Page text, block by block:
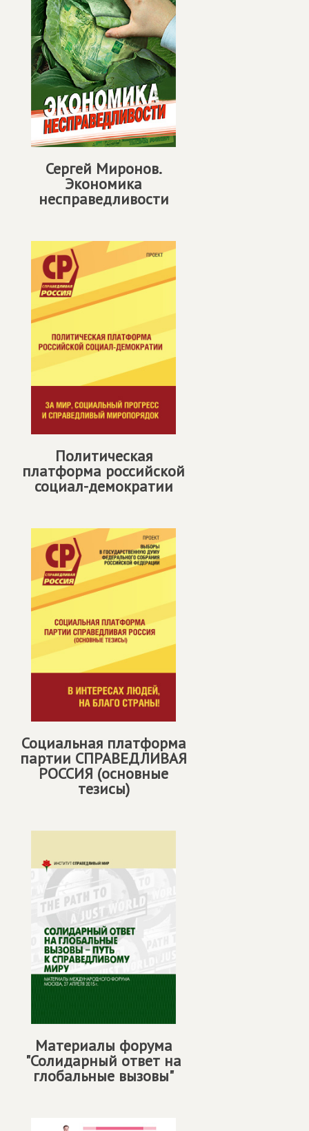
Сергей Миронов.
Экономика
несправедливости
Политическая
платформа российской
социал-демократии
Социальная платформа
партии СПРАВЕДЛИВАЯ
РОССИЯ (основные
тезисы)
Материалы форума
"Солидарный ответ на
глобальные вызовы"